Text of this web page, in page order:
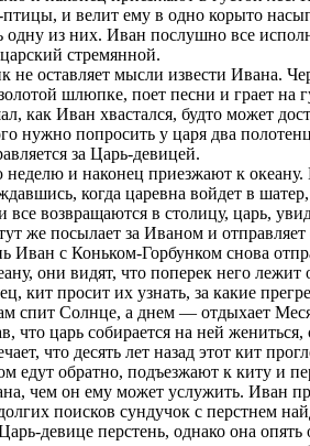
и велит ему в одно корыто
одну из них. Иван послушно все
стремянной.
не оставляет мысли извести Ивана.
шлюпке, поет песни и грает
как Иван хвастался, будто может
нужно попросить у царя два
за Царь-девицей.
и наконец приезжают к океану.
когда царевна войдет в
все возвращаются в столицу, царь,
же посылает за Иваном и
Иван с Коньком-Горбунком снова
они видят, что поперек него
кит просит их узнать, за какие
спит Солнце, а днем — отдыхает
что царь собирается на ней
что десять лет назад этот кит
едут обратно, подъезжают к киту и
чем он ему может услужить. Иван
поисков сундучок с перстнем
девице перстень, однако она